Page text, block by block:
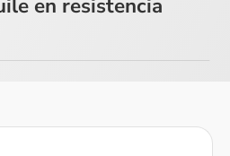
en resistencia